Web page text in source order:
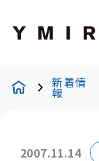
新着情
報
2007.11.14